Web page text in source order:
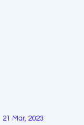
21 Mar, 2023